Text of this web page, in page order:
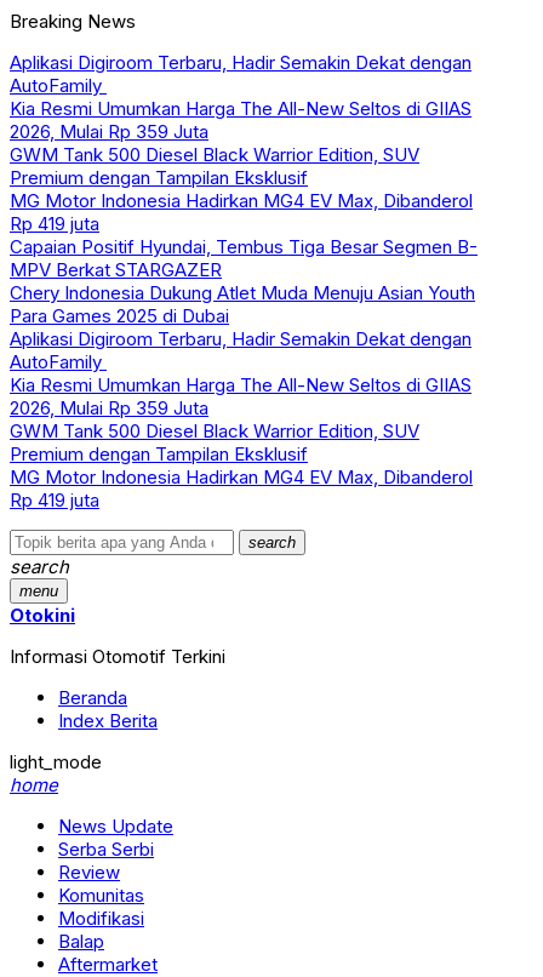
Breaking News
Aplikasi Digiroom Terbaru, Hadir Semakin Dekat dengan
AutoFamily
Kia Resmi Umumkan Harga The All-New Seltos di GIIAS
2026, Mulai Rp 359 Juta
GWM Tank 500 Diesel Black Warrior Edition, SUV
Premium dengan Tampilan Eksklusif
MG Motor Indonesia Hadirkan MG4 EV Max, Dibanderol
Rp 419 juta
Capaian Positif Hyundai, Tembus Tiga Besar Segmen B-
MPV Berkat STARGAZER
Chery Indonesia Dukung Atlet Muda Menuju Asian Youth
Para Games 2025 di Dubai
Aplikasi Digiroom Terbaru, Hadir Semakin Dekat dengan
AutoFamily
Kia Resmi Umumkan Harga The All-New Seltos di GIIAS
2026, Mulai Rp 359 Juta
GWM Tank 500 Diesel Black Warrior Edition, SUV
Premium dengan Tampilan Eksklusif
MG Motor Indonesia Hadirkan MG4 EV Max, Dibanderol
Rp 419 juta
search
search
menu
Otokini
Informasi Otomotif Terkini
Beranda
Index Berita
light_mode
home
News Update
Serba Serbi
Review
Komunitas
Modifikasi
Balap
Aftermarket